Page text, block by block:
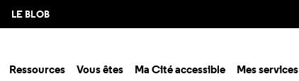
LE BLOB
Ressources Vous êtes Ma Cité accessible Mes services